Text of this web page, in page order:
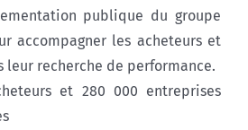
publique du groupe
accompagner les acheteurs et
leur recherche de performance.
et 280 000 entreprises